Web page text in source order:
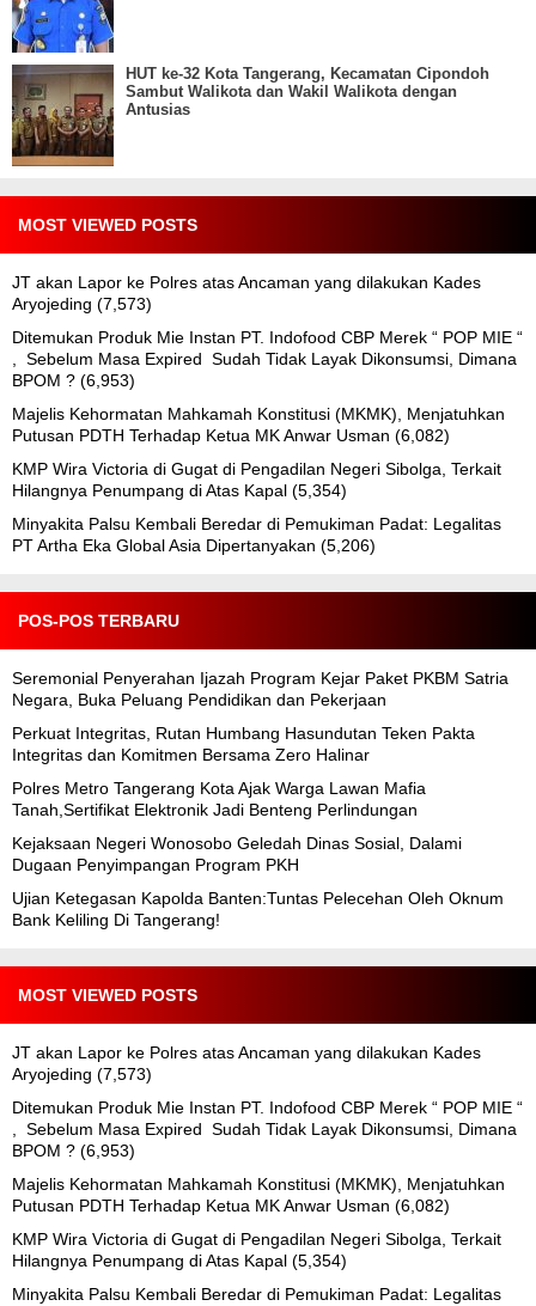
HUT ke-32 Kota Tangerang, Kecamatan Cipondoh
Sambut Walikota dan Wakil Walikota dengan
Antusias
MOST VIEWED POSTS
JT akan Lapor ke Polres atas Ancaman yang dilakukan Kades
Aryojeding (7,573)
Ditemukan Produk Mie Instan PT. Indofood CBP Merek “ POP MIE “
, Sebelum Masa Expired Sudah Tidak Layak Dikonsumsi, Dimana
BPOM ? (6,953)
Majelis Kehormatan Mahkamah Konstitusi (MKMK), Menjatuhkan
Putusan PDTH Terhadap Ketua MK Anwar Usman (6,082)
KMP Wira Victoria di Gugat di Pengadilan Negeri Sibolga, Terkait
Hilangnya Penumpang di Atas Kapal (5,354)
Minyakita Palsu Kembali Beredar di Pemukiman Padat: Legalitas
PT Artha Eka Global Asia Dipertanyakan (5,206)
POS-POS TERBARU
Seremonial Penyerahan Ijazah Program Kejar Paket PKBM Satria
Negara, Buka Peluang Pendidikan dan Pekerjaan
Perkuat Integritas, Rutan Humbang Hasundutan Teken Pakta
Integritas dan Komitmen Bersama Zero Halinar
Polres Metro Tangerang Kota Ajak Warga Lawan Mafia
Tanah,Sertifikat Elektronik Jadi Benteng Perlindungan
Kejaksaan Negeri Wonosobo Geledah Dinas Sosial, Dalami
Dugaan Penyimpangan Program PKH
Ujian Ketegasan Kapolda Banten:Tuntas Pelecehan Oleh Oknum
Bank Keliling Di Tangerang!
MOST VIEWED POSTS
JT akan Lapor ke Polres atas Ancaman yang dilakukan Kades
Aryojeding (7,573)
Ditemukan Produk Mie Instan PT. Indofood CBP Merek “ POP MIE “
, Sebelum Masa Expired Sudah Tidak Layak Dikonsumsi, Dimana
BPOM ? (6,953)
Majelis Kehormatan Mahkamah Konstitusi (MKMK), Menjatuhkan
Putusan PDTH Terhadap Ketua MK Anwar Usman (6,082)
KMP Wira Victoria di Gugat di Pengadilan Negeri Sibolga, Terkait
Hilangnya Penumpang di Atas Kapal (5,354)
Minyakita Palsu Kembali Beredar di Pemukiman Padat: Legalitas